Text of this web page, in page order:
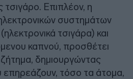
Επιπλέον, η
συστημάτων
τσιγάρα) και
καπνού, προσθέτει
δημιουργώντας
επηρεάζουν, τόσο τα άτομα,